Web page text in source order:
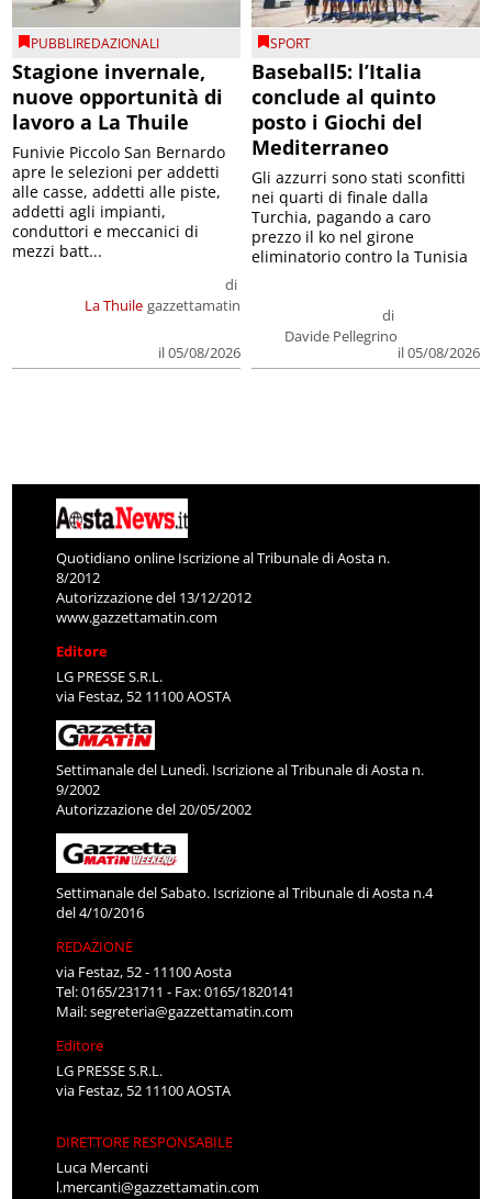
PUBBLIREDAZIONALI
Stagione invernale,
nuove opportunità di
lavoro a La Thuile
La Thuile
di
gazzettamatin
il 05/08/2026
Funivie Piccolo San Bernardo
apre le selezioni per addetti
alle casse, addetti alle piste,
addetti agli impianti,
conduttori e meccanici di
mezzi batt...
SPORT
Baseball5: l’Italia
conclude al quinto
posto i Giochi del
Mediterraneo
di
Davide Pellegrino
il 05/08/2026
Gli azzurri sono stati sconfitti
nei quarti di finale dalla
Turchia, pagando a caro
prezzo il ko nel girone
eliminatorio contro la Tunisia
Quotidiano online Iscrizione al Tribunale di Aosta n.
8/2012
Autorizzazione del 13/12/2012
www.gazzettamatin.com
Editore
LG PRESSE S.R.L.
via Festaz, 52 11100 AOSTA
Settimanale del Lunedì. Iscrizione al Tribunale di Aosta n.
9/2002
Autorizzazione del 20/05/2002
Settimanale del Sabato. Iscrizione al Tribunale di Aosta n.4
del 4/10/2016
REDAZIONE
via Festaz, 52 - 11100 Aosta
Tel: 0165/231711 - Fax: 0165/1820141
Mail:segreteria@gazzettamatin.com
Editore
LG PRESSE S.R.L.
via Festaz, 52 11100 AOSTA
DIRETTORE RESPONSABILE
Luca Mercanti
l.mercanti@gazzettamatin.com